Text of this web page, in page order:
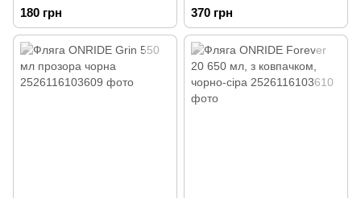
фляга Amor
180 грн 370 грн